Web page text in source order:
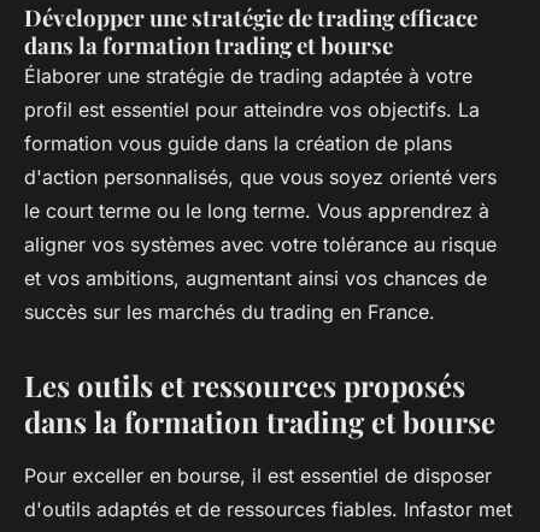
Développer une stratégie de trading efficace
dans la formation trading et bourse
Élaborer une stratégie de trading adaptée à votre
profil est essentiel pour atteindre vos objectifs. La
formation vous guide dans la création de plans
d'action personnalisés, que vous soyez orienté vers
le court terme ou le long terme. Vous apprendrez à
aligner vos systèmes avec votre tolérance au risque
et vos ambitions, augmentant ainsi vos chances de
succès sur les marchés du trading en France.
Les outils et ressources proposés
dans la formation trading et bourse
Pour exceller en bourse, il est essentiel de disposer
d'outils adaptés et de ressources fiables. Infastor met